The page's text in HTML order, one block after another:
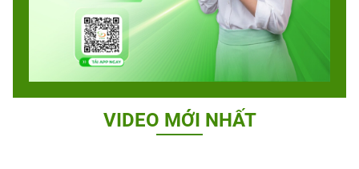
VIDEO MỚI NHẤT